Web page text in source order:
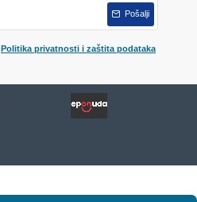
Pošalji
Politika privatnosti i zaštita podataka